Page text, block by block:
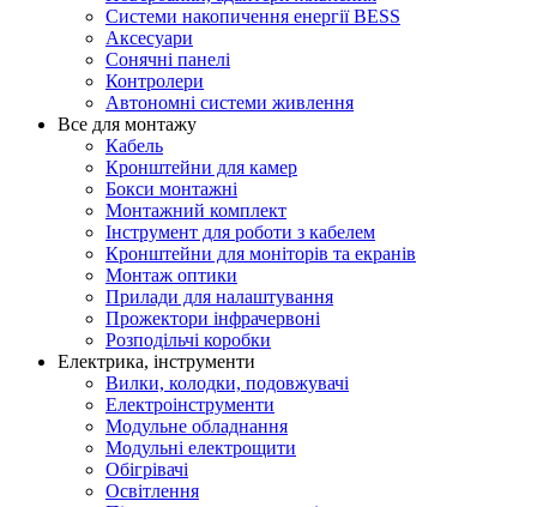
Системи накопичення енергії BESS
Аксесуари
Сонячні панелі
Контролери
Автономні системи живлення
Все для монтажу
Кабель
Кронштейни для камер
Бокси монтажні
Монтажний комплект
Інструмент для роботи з кабелем
Кронштейни для моніторів та екранів
Монтаж оптики
Прилади для налаштування
Прожектори інфрачервоні
Розподільчі коробки
Електрика, інструменти
Вилки, колодки, подовжувачі
Електроінструменти
Модульне обладнання
Модульні електрощити
Обігрівачі
Освітлення